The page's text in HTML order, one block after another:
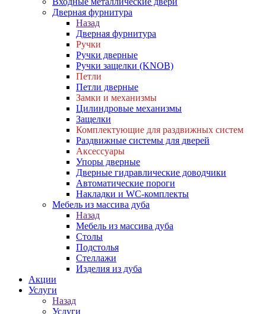
Дверная фурнитура
Назад
Дверная фурнитура
Ручки
Ручки дверные
Ручки защелки (KNOB)
Петли
Петли дверные
Замки и механизмы
Цилиндровые механизмы
Защелки
Комплектующие для раздвижных систем
Раздвижные системы для дверей
Аксессуары
Упоры дверные
Дверные гидравлические доводчики
Автоматические пороги
Накладки и WC-комплекты
Мебель из массива дуба
Назад
Мебель из массива дуба
Столы
Подстолья
Стеллажи
Изделия из дуба
Акции
Услуги
Назад
Услуги